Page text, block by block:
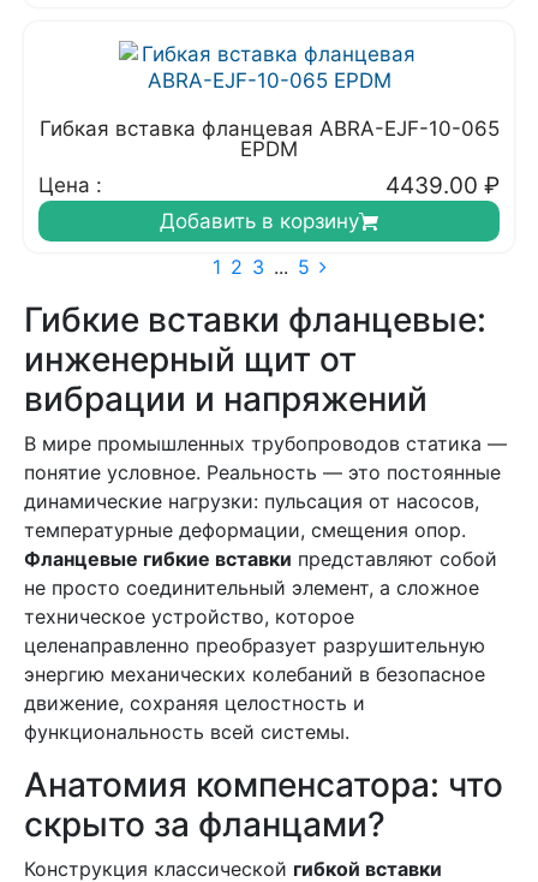
Гибкая вставка фланцевая ABRA-EJF-10-065
EPDM
Цена :
4439.00 ₽
Добавить в корзину
1 2 3 ... 5
Гибкие вставки фланцевые:
инженерный щит от
вибрации и напряжений
В мире промышленных трубопроводов статика —
понятие условное. Реальность — это постоянные
динамические нагрузки: пульсация от насосов,
температурные деформации, смещения опор.
Фланцевые гибкие вставки представляют собой
не просто соединительный элемент, а сложное
техническое устройство, которое
целенаправленно преобразует разрушительную
энергию механических колебаний в безопасное
движение, сохраняя целостность и
функциональность всей системы.
Анатомия компенсатора: что
скрыто за фланцами?
Конструкция классической гибкой вставки